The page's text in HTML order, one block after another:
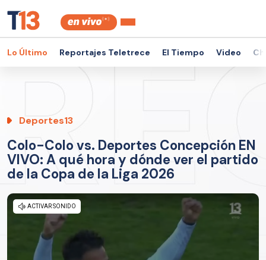
Lo Último Reportajes Teletrece El Tiempo Video
Deportes13
Colo-Colo vs. Deportes Concepción EN
VIVO: A qué hora y dónde ver el partido
de la Copa de la Liga 2026